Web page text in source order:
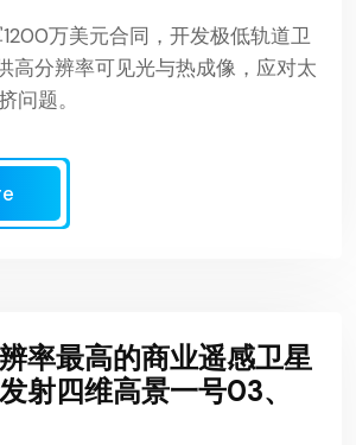
万美元合同，开发极低轨道卫
高分辨率可见光与热成像，应对太
问题。
率最高的商业遥感卫星
射四维高景一号03、